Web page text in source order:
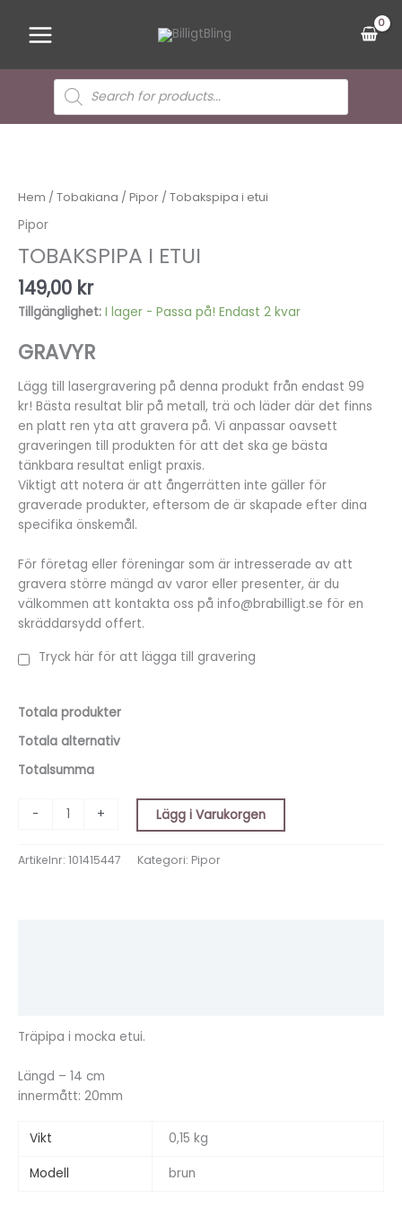
innehållMenu
Sök
efter
produkter
Hem / Tobakiana / Pipor / Tobakspipa i etui
Pipor
TOBAKSPIPA I ETUI
149,00 kr
Tillgänglighet: I lager - Passa på! Endast 2 kvar
GRAVYR
Lägg till lasergravering på denna produkt från endast 99
kr! Bästa resultat blir på metall, trä och läder där det finns
en platt ren yta att gravera på. Vi anpassar oavsett
graveringen till produkten för att det ska ge bästa
tänkbara resultat enligt praxis.
Viktigt att notera är att ångerrätten inte gäller för
graverade produkter, eftersom de är skapade efter dina
specifika önskemål.
För företag eller föreningar som är intresserade av att
gravera större mängd av varor eller presenter, är du
välkommen att kontakta oss på info@brabilligt.se för en
skräddarsydd offert.
Tryck här för att lägga till gravering
Totala produkter
Totala alternativ
Totalsumma
-
mängd
+ Lägg i Varukorgen
Artikelnr: 101415447 Kategori: Pipor
Träpipa i mocka etui.
Längd – 14 cm
innermått: 20mm
Vikt 0,15 kg
Modell brun